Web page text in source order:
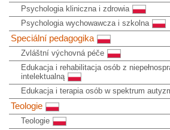
Psychologia kliniczna i zdrowia
Psychologia wychowawcza i szkolna
Speciální pedagogika
Zvláštní výchovná péče
Edukacja i rehabilitacja osób z
intelektualną
Edukacja i terapia osób w spektrum
Teologie
Teologie